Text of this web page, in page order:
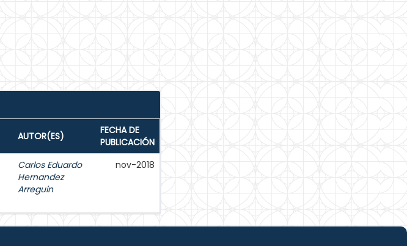
AUTOR(ES)
FECHA DE
PUBLICACIÓN
Carlos Eduardo
Hernandez
Arreguin
nov-2018